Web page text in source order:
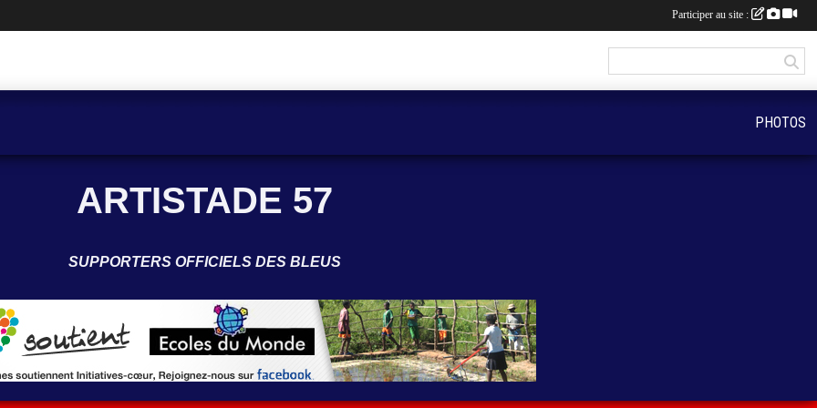
ARTISTADE 57
SUPPORTERS OFFICIELS DES BLEUS
PHOTOS
Participer au site :